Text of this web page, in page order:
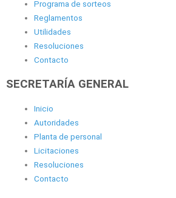
Programa de sorteos
Reglamentos
Utilidades
Resoluciones
Contacto
SECRETARÍA GENERAL
Inicio
Autoridades
Planta de personal
Licitaciones
Resoluciones
Contacto